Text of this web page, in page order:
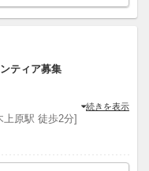
ティア募集
続きを表示
原駅 徒歩2分]